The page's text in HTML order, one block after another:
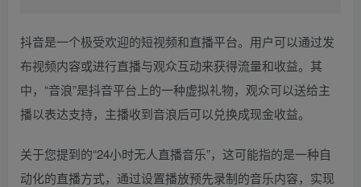
抖音是一个极受欢迎的短视频和直播平台。用户可以通过发
布视频内容或进行直播与观众互动来获得流量和收益。其
中，“音浪”是抖音平台上的一种虚拟礼物，观众可以送给主
播以表达支持，主播收到音浪后可以兑换成现金收益。
关于您提到的“24小时无人直播音乐”，这可能指的是一种自
动化的直播方式，通过设置播放预先录制的音乐内容，实现